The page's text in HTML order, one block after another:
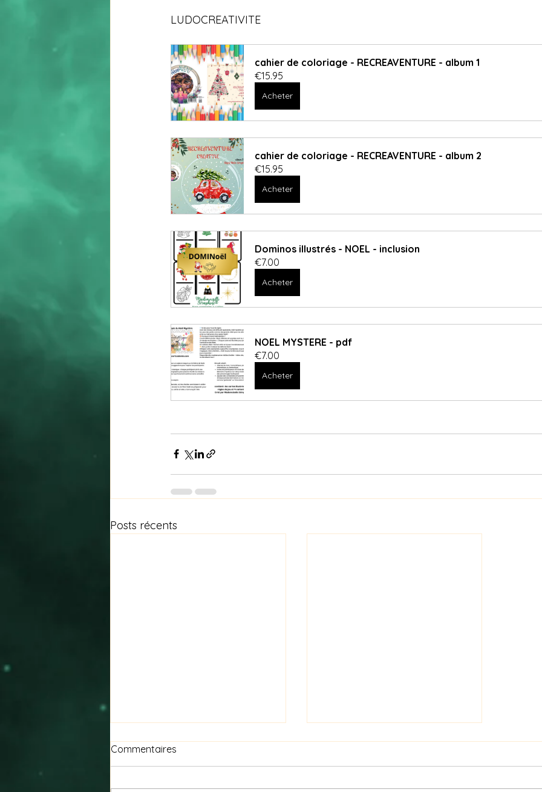
LUDOCREATIVITE
cahier de coloriage - RECREAVENTURE - album 1
€15.95
Acheter
cahier de coloriage - RECREAVENTURE - album 2
€15.95
Acheter
Dominos illustrés - NOEL - inclusion
€7.00
Acheter
NOEL MYSTERE - pdf
€7.00
Acheter
Posts récents
Commentaires